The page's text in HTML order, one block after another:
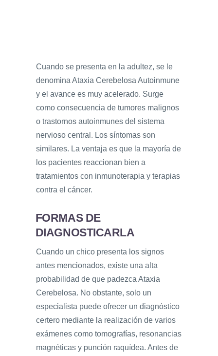
Cuando se presenta en la adultez, se le
denomina Ataxia Cerebelosa Autoinmune
y el avance es muy acelerado. Surge
como consecuencia de tumores malignos
o trastornos autoinmunes del sistema
nervioso central. Los síntomas son
similares. La ventaja es que la mayoría de
los pacientes reaccionan bien a
tratamientos con inmunoterapia y terapias
contra el cáncer.
FORMAS DE
DIAGNOSTICARLA
Cuando un chico presenta los signos
antes mencionados, existe una alta
probabilidad de que padezca Ataxia
Cerebelosa. No obstante, solo un
especialista puede ofrecer un diagnóstico
certero mediante la realización de varios
exámenes como tomografías, resonancias
magnéticas y punción raquídea. Antes de